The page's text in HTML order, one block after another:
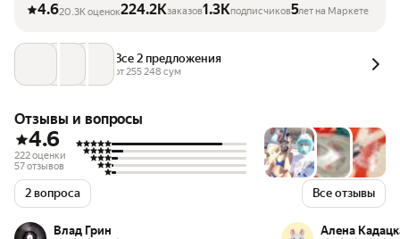
4.620.3K оценок224.2Kзаказов1.3Kподписчиков5лет на Маркете
Все 2 предложения
от 255 248 сум
Отзывы и вопросы
4.6
222 оценки
57 отзывов
2 вопроса Все отзывы
Влад Грин Алена